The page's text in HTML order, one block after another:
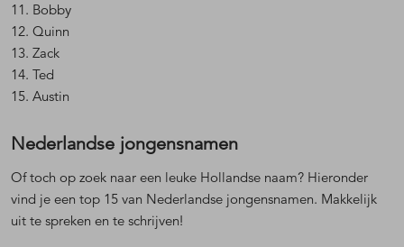
11. Bobby
12. Quinn
13. Zack
14. Ted
15. Austin
Nederlandse jongensnamen
Of toch op zoek naar een leuke Hollandse naam? Hieronder
vind je een top 15 van Nederlandse jongensnamen. Makkelijk
uit te spreken en te schrijven!